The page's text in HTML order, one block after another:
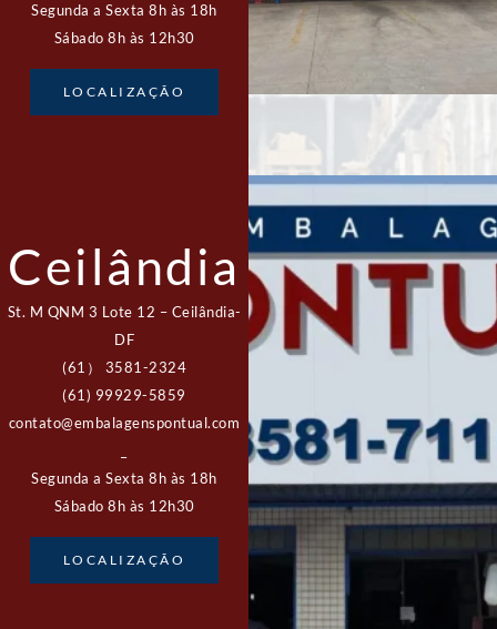
Segunda a Sexta 8h às 18h
Sábado 8h às 12h30
LOCALIZAÇÃO
Ceilândia
St. M QNM 3 Lote 12 – Ceilândia-
DF
(61） 3581-2324
(61) 99929-5859
contato@embalagenspontual.com
Segunda a Sexta 8h às 18h
Sábado 8h às 12h30
LOCALIZAÇÃO